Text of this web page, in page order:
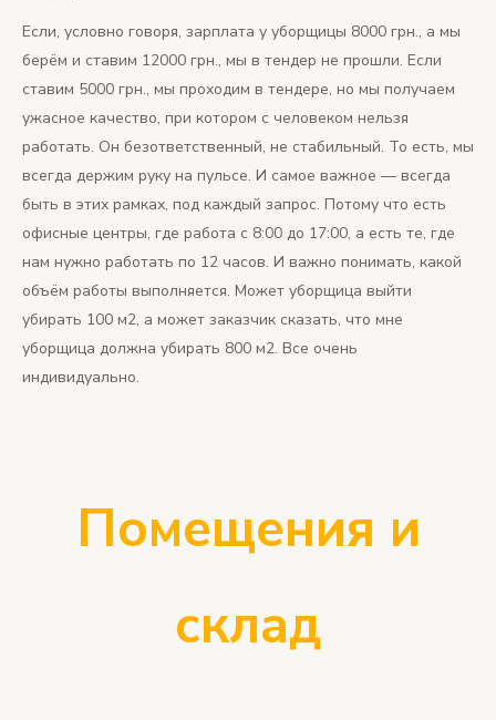
Если, условно говоря, зарплата у уборщицы 8000 грн., а мы
берём и ставим 12000 грн., мы в тендер не прошли. Если
ставим 5000 грн., мы проходим в тендере, но мы получаем
ужасное качество, при котором с человеком нельзя
работать. Он безответственный, не стабильный. То есть, мы
всегда держим руку на пульсе. И самое важное — всегда
быть в этих рамках, под каждый запрос. Потому что есть
офисные центры, где работа с 8:00 до 17:00, а есть те, где
нам нужно работать по 12 часов. И важно понимать, какой
объём работы выполняется. Может уборщица выйти
убирать 100 м2, а может заказчик сказать, что мне
уборщица должна убирать 800 м2. Все очень
индивидуально.
Помещения и
склад